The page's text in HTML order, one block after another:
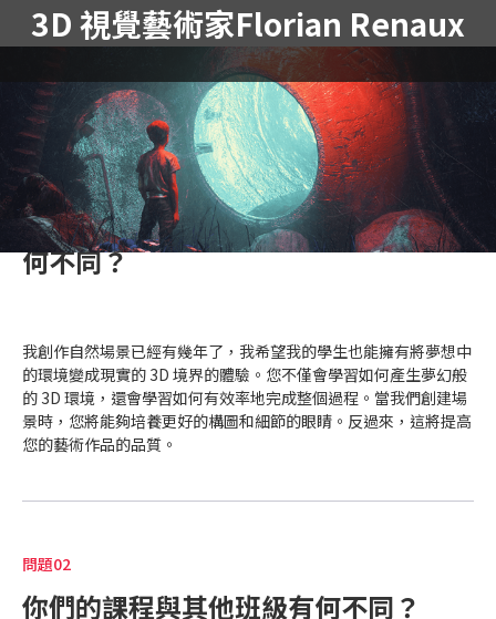
3D 視覺藝術家Florian Renaux
問題01
您選擇這些特定主題/主題有什麼具體
原因嗎？ & 你們的課程與其他班級有
何不同？
我創作自然場景已經有幾年了，我希望我的學生也能擁有將夢想中
的環境變成現實的 3D 境界的體驗。您不僅會學習如何產生夢幻般
的 3D 環境，還會學習如何有效率地完成整個過程。當我們創建場
景時，您將能夠培養更好的構圖和細節的眼睛。反過來，這將提高
您的藝術作品的品質。
問題02
你們的課程與其他班級有何不同？